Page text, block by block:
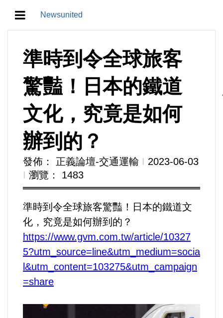
Newsunited
教育/五育/五創
人生/生存/生活
產業/經濟
政治/政黨
農業/技術/肥飼料/農藥/產銷
食品/衛生/醫療/照護
運動/體育/休閒/育樂
兩岸/大陸
寵物/動保
準時到令全球旅客
驚豔！日本的鐵道
文化，究竟是如何
辦到的？
發佈： 正義論壇-交通運輸 Ι 2023-06-03
Ι 瀏覽： 1483
準時到令全球旅客驚豔！日本的鐵道文
化，究竟是如何辦到的？
https://www.gvm.com.tw/article/10327
5?utm_source=line&utm_medium=socia
l&utm_content=103275&utm_campaign
=share